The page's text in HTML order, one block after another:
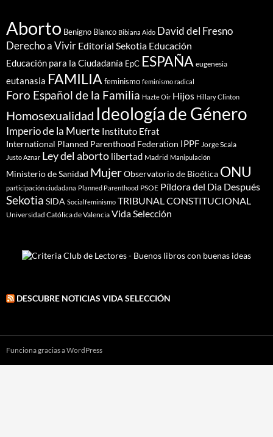
Aborto Benigno Blanco Bibiana Aido David del Fresno
Derecho a Vivir Editorial Sekotia Educación
Educación para la Ciudadanía EpC ESPAÑA eugenesia
eutanasia FAMILIA feminismo feminismo radical
Foro Español de la Familia Hazte Oir Hijos Hillary Clinton
Homosexualidad Ideología de Género
Imperio de la Muerte Instituto Efrat
International Planned Parenthood Federation IPPF Jorge Scala
Justo Aznar Ley del aborto libertad Madrid Manipulación
Ministerio de Sanidad MujerObservatorio de Bioética ONU
participación ciudadana Planned Parenthood PSOE Píldora del Dia Después
Sekotia SIDA Socialfeminismo TRIBUNAL CONSTITUCIONAL
Universidad Católica de Valencia Vida Selección
DESCUBRE NOTICIAS VIDA SELECCIÓN
Funciona gracias a WordPress